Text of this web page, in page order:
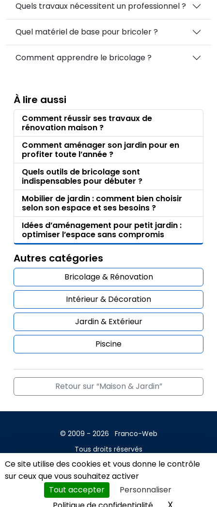
Ce site utilise des cookies et vous donne le contrôle
sur ceux que vous souhaitez activer
Tout accepter
Personnaliser
Quels travaux nécessitent un professionnel ?
Quel matériel de base pour bricoler ?
Comment apprendre le bricolage ?
À lire aussi
Comment réussir ses travaux de
rénovation maison ?
Comment aménager son jardin pour en
profiter toute l’année ?
Quels outils de bricolage sont
indispensables pour débuter ?
Mobilier de jardin : comment bien choisir
selon son espace et ses besoins ?
Idées d’aménagement pour petit jardin :
optimiser l’espace sans compromis
Autres catégories
Bricolage & Rénovation
Intérieur & Décoration
Jardin & Extérieur
Piscine
Retour sur “Maison & Jardin”
© 2009 - 2026
Franco-Web
Tous droits réservés
Contact
Mentions légales
A propos